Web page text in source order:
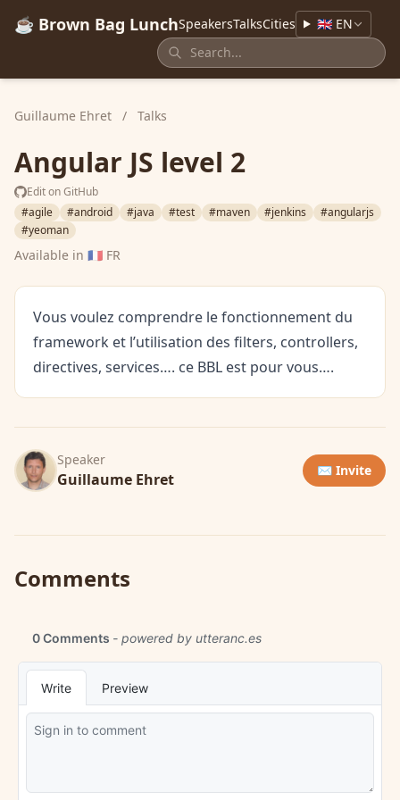
☕ Brown Bag LunchSpeakersTalksCities 🇬🇧 EN
Guillaume Ehret / Talks
Angular JS level 2
Edit on GitHub
#agile
#android #java #test #maven #jenkins
#angularjs
#yeoman
Available in 🇫🇷 FR
Vous voulez comprendre le fonctionnement du
framework et l’utilisation des filters, controllers,
directives, services…. ce BBL est pour vous….
Speaker
Guillaume Ehret ✉️ Invite
Comments